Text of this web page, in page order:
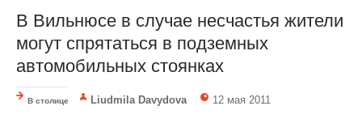
В Вильнюсе в случае несчастья жители
могут спрятаться в подземных
автомобильных стоянках
В столице Liudmila Davydova 12 мая 2011